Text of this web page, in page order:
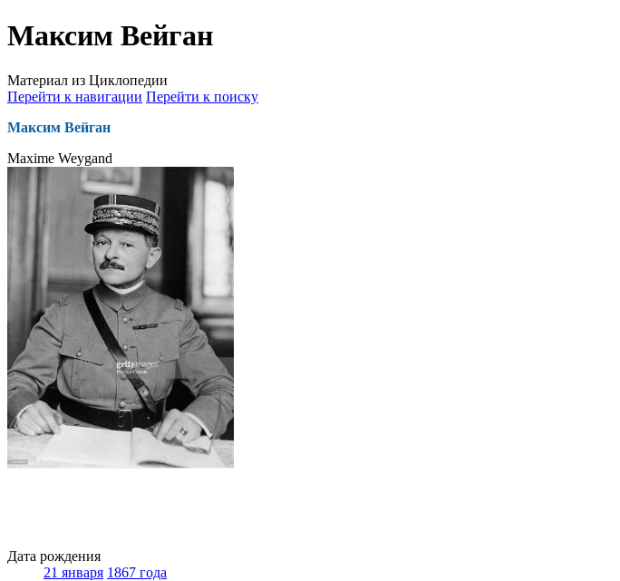
Максим Вейган
Материал из Циклопедии
Перейти к навигации Перейти к поиску
Максим Вейган
Maxime Weygand
Дата рождения
21 января 1867 года